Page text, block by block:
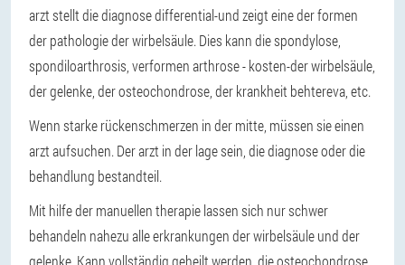
arzt stellt die diagnose differential-und zeigt eine der formen
der pathologie der wirbelsäule. Dies kann die spondylose,
spondiloarthrosis, verformen arthrose - kosten-der wirbelsäule,
der gelenke, der osteochondrose, der krankheit behtereva, etc.
Wenn starke rückenschmerzen in der mitte, müssen sie einen
arzt aufsuchen. Der arzt in der lage sein, die diagnose oder die
behandlung bestandteil.
Mit hilfe der manuellen therapie lassen sich nur schwer
behandeln nahezu alle erkrankungen der wirbelsäule und der
gelenke. Kann vollständig geheilt werden, die osteochondrose,